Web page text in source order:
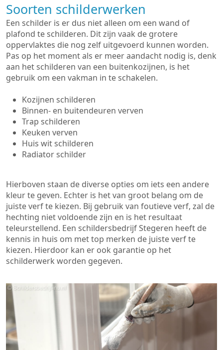
Soorten schilderwerken
Een schilder is er dus niet alleen om een wand of
plafond te schilderen. Dit zijn vaak de grotere
oppervlaktes die nog zelf uitgevoerd kunnen worden.
Pas op het moment als er meer aandacht nodig is, denk
aan het schilderen van een buitenkozijnen, is het
gebruik om een vakman in te schakelen.
Kozijnen schilderen
Binnen- en buitendeuren verven
Trap schilderen
Keuken verven
Huis wit schilderen
Radiator schilder
Hierboven staan de diverse opties om iets een andere
kleur te geven. Echter is het van groot belang om de
juiste verf te kiezen. Bij gebruik van foutieve verf, zal de
hechting niet voldoende zijn en is het resultaat
teleurstellend. Een schildersbedrijf Stegeren heeft de
kennis in huis om met top merken de juiste verf te
kiezen. Hierdoor kan er ook garantie op het
schilderwerk worden gegeven.